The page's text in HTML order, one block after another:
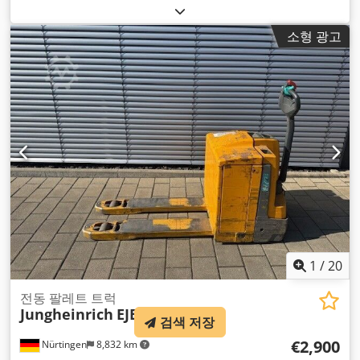
소형 광고
1 /20
Nürtingen 8,832 km
전동 팔레트 트럭
Jungheinrich EJE 220
€2,900
검색 저장